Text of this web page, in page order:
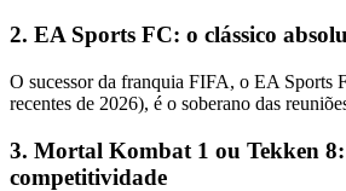
2. EA Sports FC: o clássico
O sucessor da franquia FIFA, o EA Sports
recentes de 2026), é o soberano das
3. Mortal Kombat 1 ou Tekken
competitividade